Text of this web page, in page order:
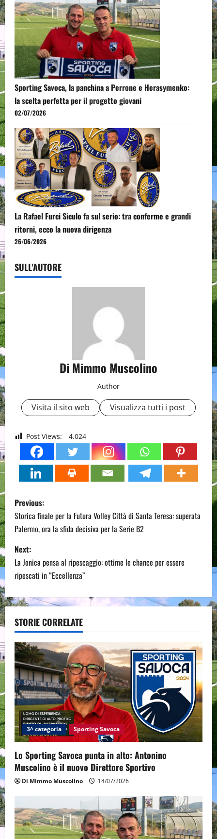
Sporting Savoca, la panchina a Perrone e Herasymenko:
la scelta perfetta per il progetto giovani
02/07/2026
La Rafael Furci Siculo fa sul serio: tra conferme e grandi
ritorni, ecco la nuova dirigenza
26/06/2026
SULL'AUTORE
Di Mimmo Muscolino
Author
Visita il sito web Visualizza tutti i post
Post Views: 4.024
P
o
s
t
n
a
v
i
g
a
t
i
o
n
Previous:
Storica finale per la Futura Volley Città di Santa Teresa: superata
Palermo, ora la sfida decisiva per la Serie B2
Next:
La Jonica pensa al ripescaggio: ottime le chance per essere
ripescati in “Eccellenza”
STORIE CORRELATE
3^ categoria Sporting Savoca
Lo Sporting Savoca punta in alto: Antonino
Muscolino è il nuovo Direttore Sportivo
Di Mimmo Muscolino 14/07/2026